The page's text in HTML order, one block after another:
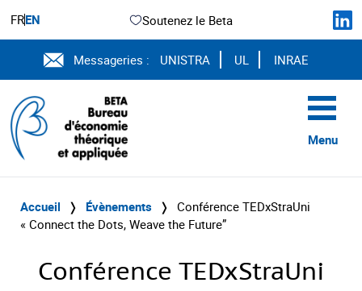
FREN Soutenez le Beta
Messageries : UNISTRA UL INRAE
Menu
Accueil ❭ Évènements ❭ Conférence TEDxStraUni
« Connect the Dots, Weave the Future”
Conférence TEDxStraUni